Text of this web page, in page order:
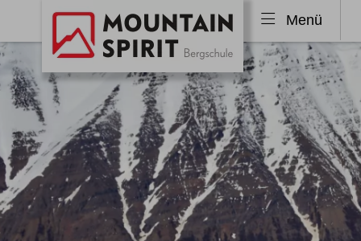
Menü
Skitouren
Skitouren Alpen
Skitouren Allgäu
Skitouren Island
Skitouren Norwegen
Skitouren weltweit